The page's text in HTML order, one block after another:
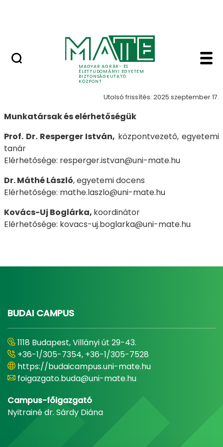
MAGYAR AGRÁR- ÉS
ÉLETTUDOMÁNYI EGYETEM
BIZTONSÁGKUTATÓ
KÖZPONT
Kapcsolat - MATE
Kapcsolat
Utolsó frissítés: 2025 szeptember 17.
Munkatársak és elérhetőségük
Prof. Dr. Resperger István, központvezető, egyetemi
tanár
Elérhetősége: resperger.istvan@uni-mate.hu
Dr. Máthé László, egyetemi docens
Elérhetősége: mathe.laszlo@uni-mate.hu
Kovács-Uj Boglárka, koordinátor
Elérhetősége: kovacs-uj.boglarka@uni-mate.hu
BUDAI CAMPUS
1118 Budapest, Villányi út 29-43.
+36-1/305-7354, +36-1/305-7528
https://budaicampus.uni-mate.hu
foigazgato.buda@uni-mate.hu
Campus-főigazgató
Nyitrainé dr. Sárdy Diána